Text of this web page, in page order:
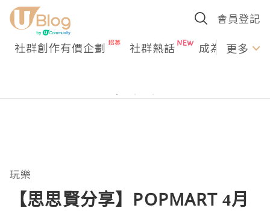
會員登記
社群創作有價企劃 社群熱話 成為U更多
玩樂
【思思賢分享】POPMART 4月